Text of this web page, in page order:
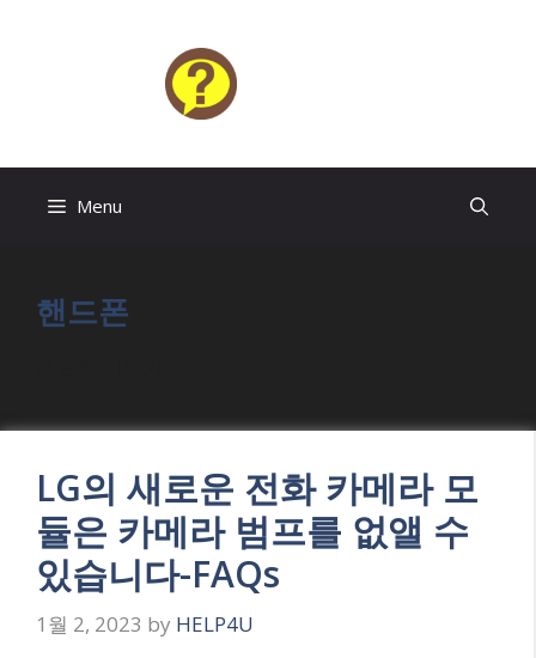
Menu
핸드폰
LG의 새로운 전화 카메라 모
듈은 카메라 범프를 없앨 수
있습니다-FAQs
1월 2, 2023 by HELP4U